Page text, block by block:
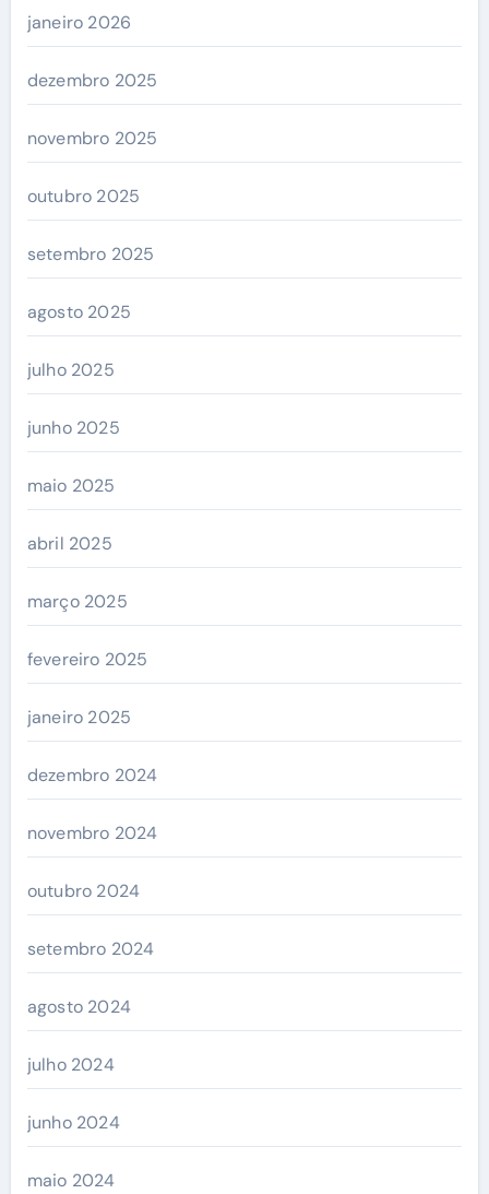
janeiro 2026
dezembro 2025
novembro 2025
outubro 2025
setembro 2025
agosto 2025
julho 2025
junho 2025
maio 2025
abril 2025
março 2025
fevereiro 2025
janeiro 2025
dezembro 2024
novembro 2024
outubro 2024
setembro 2024
agosto 2024
julho 2024
junho 2024
maio 2024